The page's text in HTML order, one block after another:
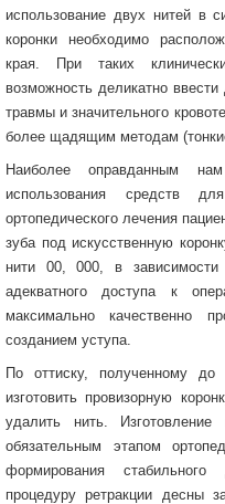
использование двух нитей в
коронки необходимо
края. При таких
возможность деликатно
травмы и значительного
более щадящим методам
Наиболее оправданным
использования средств
ортопедического лечения
зуба под искусственную
нити 00, 000, в
адекватного доступа к
максимально качественно
созданием уступа.
По оттиску, полученному до
изготовить провизорную
удалить нить.
обязательным этапом
формирования
процедуру ретракции десны